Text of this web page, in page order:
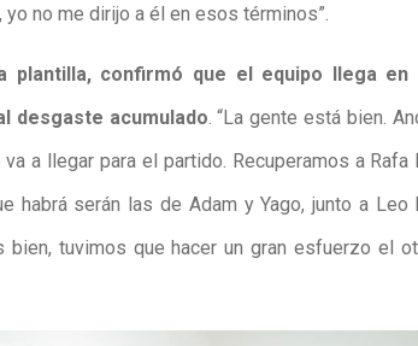
no me dirijo a él en esos términos”.
plantilla, confirmó que el equipo llega en
desgaste acumulado. “La gente está bien.
a llegar para el partido. Recuperamos a Rafa
habrá serán las de Adam y Yago, junto a Leo
bien, tuvimos que hacer un gran esfuerzo el